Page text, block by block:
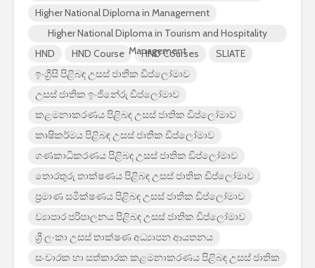
Higher National Diploma in Management
Higher National Diploma in Tourism and Hospitality
Management
HND HND Course HND Courses
SLIATE
ඉංග්‍රීසි පිළිබඳ උසස් ජාතික ඩිප්ලෝමාව
උසස් ජාතික ඉංජිනේරු ඩිප්ලෝමාව
කළමනාකරණය පිළිබඳ උසස් ජාතික ඩිප්ලෝමාව
කෘෂිකර්මය පිළිබඳ උසස් ජාතික ඩිප්ලෝමාව
ගණකාධිකරණය පිළිබඳ උසස් ජාතික ඩිප්ලෝමාව
තොරතුරු තාක්ෂණය පිළිබඳ උසස් ජාතික ඩිප්ලෝමාව
ප්‍රමාණ සමීක්ෂණය පිළිබඳ උසස් ජාතික ඩිප්ලෝමාව
ව්‍යාපාර පරිපාලනය පිළිබඳ උසස් ජාතික ඩිප්ලෝමාව
ශ්‍රී ලංකා උසස් තාක්ෂණ අධ්‍යාපන ආයතනය
සංචාරක හා සත්කාරක කළමනාකරණය පිළිබඳ උසස් ජාතික